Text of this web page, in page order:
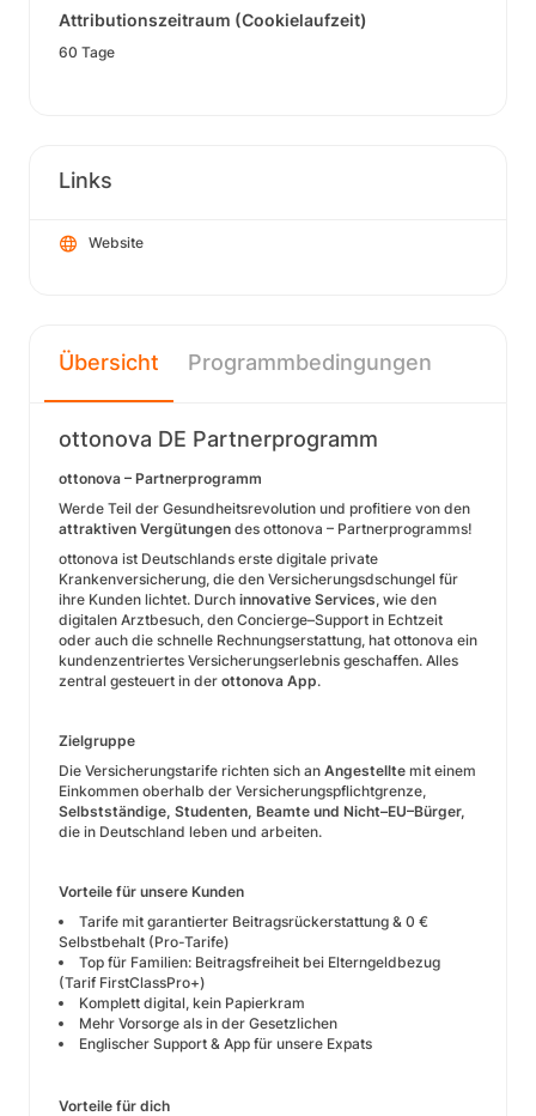
Attributionszeitraum (Cookielaufzeit)
60 Tage
Links
Website
Übersicht Programmbedingungen
ottonova DE Partnerprogramm
ottonova – Partnerprogramm
Werde Teil der Gesundheitsrevolution und profitiere von den
attraktiven Vergütungen des ottonova – Partnerprogramms!
ottonova ist Deutschlands erste digitale private
Krankenversicherung, die den Versicherungsdschungel für
ihre Kunden lichtet. Durch innovative Services, wie den
digitalen Arztbesuch, den Concierge–Support in Echtzeit
oder auch die schnelle Rechnungserstattung, hat ottonova ein
kundenzentriertes Versicherungserlebnis geschaffen. Alles
zentral gesteuert in der ottonova App.
Zielgruppe
Die Versicherungstarife richten sich an Angestellte mit einem
Einkommen oberhalb der Versicherungspflichtgrenze,
Selbstständige, Studenten, Beamte und Nicht–EU–Bürger,
die in Deutschland leben und arbeiten.
Vorteile für unsere Kunden
Tarife mit garantierter Beitragsrückerstattung & 0 €
Selbstbehalt (Pro-Tarife)
Top für Familien: Beitragsfreiheit bei Elterngeldbezug
(Tarif FirstClassPro+)
Komplett digital, kein Papierkram
Mehr Vorsorge als in der Gesetzlichen
Englischer Support & App für unsere Expats
Vorteile für dich